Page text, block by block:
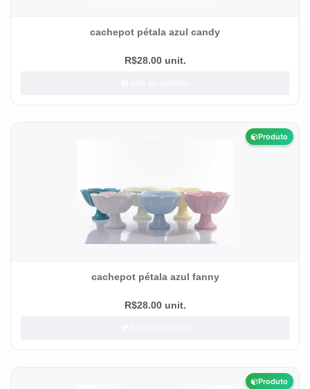
cachepot pétala azul candy
R$28.00 unit.
Produto
cachepot pétala azul fanny
R$28.00 unit.
Produto